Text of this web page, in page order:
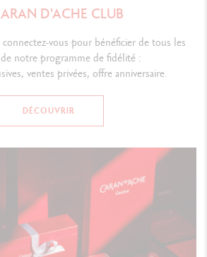
D'ACHE CLUB
vous pour bénéficier de tous les
de notre programme de fidélité :
ventes privées, offre anniversaire.
DÉCOUVRIR